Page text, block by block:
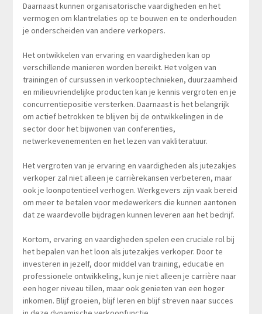
Daarnaast kunnen organisatorische vaardigheden en het
vermogen om klantrelaties op te bouwen en te onderhouden
je onderscheiden van andere verkopers.
Het ontwikkelen van ervaring en vaardigheden kan op
verschillende manieren worden bereikt. Het volgen van
trainingen of cursussen in verkooptechnieken, duurzaamheid
en milieuvriendelijke producten kan je kennis vergroten en je
concurrentiepositie versterken. Daarnaast is het belangrijk
om actief betrokken te blijven bij de ontwikkelingen in de
sector door het bijwonen van conferenties,
netwerkevenementen en het lezen van vakliteratuur.
Het vergroten van je ervaring en vaardigheden als jutezakjes
verkoper zal niet alleen je carrièrekansen verbeteren, maar
ook je loonpotentieel verhogen. Werkgevers zijn vaak bereid
om meer te betalen voor medewerkers die kunnen aantonen
dat ze waardevolle bijdragen kunnen leveren aan het bedrijf.
Kortom, ervaring en vaardigheden spelen een cruciale rol bij
het bepalen van het loon als jutezakjes verkoper. Door te
investeren in jezelf, door middel van training, educatie en
professionele ontwikkeling, kun je niet alleen je carrière naar
een hoger niveau tillen, maar ook genieten van een hoger
inkomen. Blijf groeien, blijf leren en blijf streven naar succes